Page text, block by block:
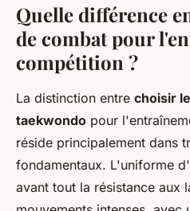
Quelle différence
de combat pour
compétition ?
La distinction entre choisir
taekwondo pour
réside principalement dans
fondamentaux. L'uniforme
avant tout la résistance aux